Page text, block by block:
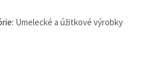
Umelecké a úžitkové výrobky